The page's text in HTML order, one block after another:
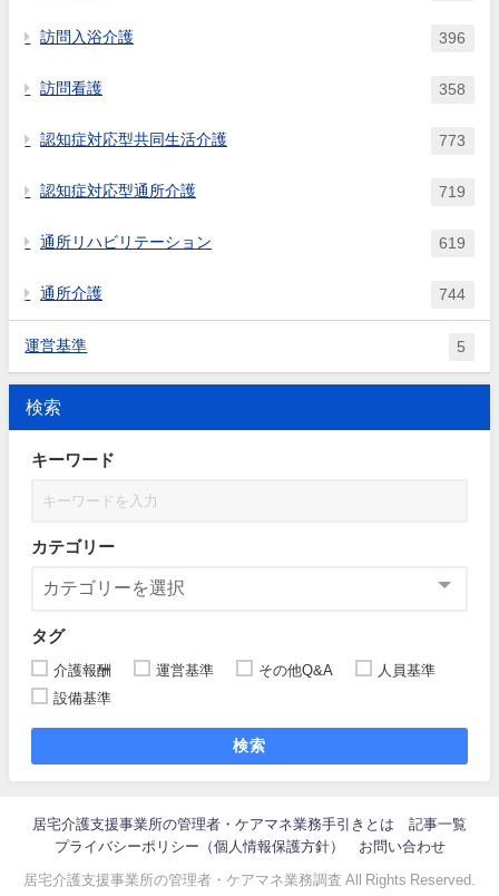
訪問入浴介護 396
訪問看護 358
認知症対応型共同生活介護 773
認知症対応型通所介護 719
通所リハビリテーション 619
通所介護 744
運営基準 5
検索
キーワード
カテゴリー
タグ
介護報酬 運営基準 その他Q&A
人員基準
設備基準
検索
居宅介護支援事業所の管理者・ケアマネ業務手引きとは
記事一覧
プライバシーポリシー（個人情報保護方針）
お問い合わせ
居宅介護支援事業所の管理者・ケアマネ業務調査 All Rights Reserved.